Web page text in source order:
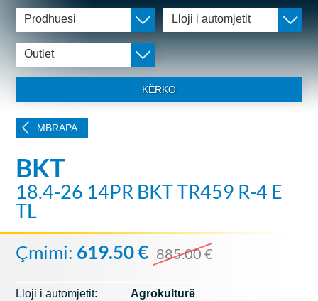
Prodhuesi Lloji i automjetit
Outlet
KËRKO
MBRAPA
BKT
18.4-26 14PR BKT TR459 R-4 E
TL
Çmimi: 619.50 € 885.00 €
Lloji i automjetit:
Agrokulturë